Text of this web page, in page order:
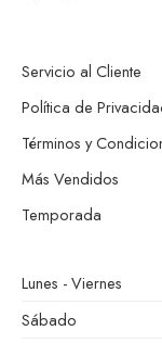
Servicio al Cliente
Política de
Términos y
Más Vendidos
Temporada
Lunes - Viernes
Sábado